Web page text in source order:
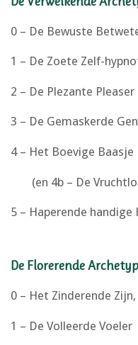
0 – De Bewuste
1 – De Zoete Zelf-
2 – De Plezante Pleaser
3 – De Gemaskerde
4 – Het Boevige Baasje
(en 4b – De
5 – Haperende handige
De Florerende
0 – Het Zinderende
1 – De Volleerde Voeler